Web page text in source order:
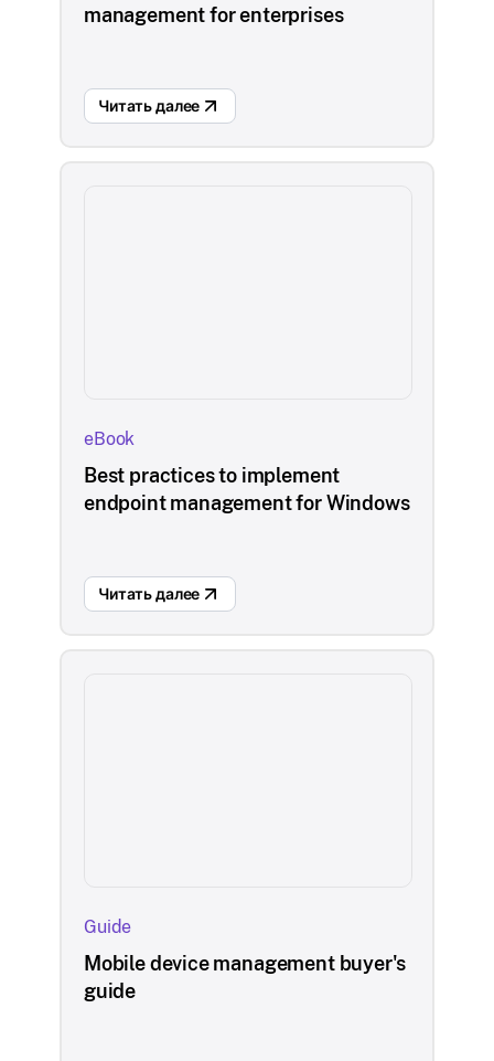
management for enterprises
Читать далее
eBook
Best practices to implement
endpoint management for Windows
Читать далее
Guide
Mobile device management buyer's
guide